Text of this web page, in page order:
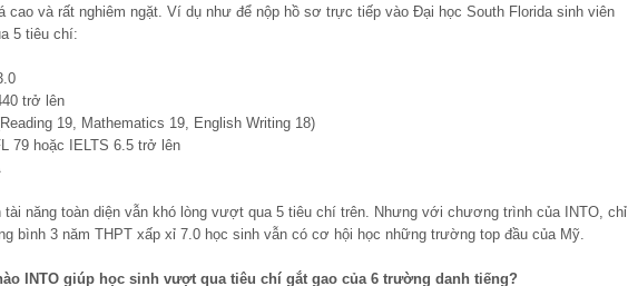
cao và rất nghiêm ngặt. Ví dụ như để nộp hồ sơ trực tiếp vào Đại học South Florida sinh viên
5 tiêu chí:
trở lên
19, Mathematics 19, English Writing 18)
79 hoặc IELTS 6.5 trở lên
tài năng toàn diện vẫn khó lòng vượt qua 5 tiêu chí trên. Nhưng với chương trình của INTO, chỉ
bình 3 năm THPT xấp xỉ 7.0 học sinh vẫn có cơ hội học những trường top đầu của Mỹ.
INTO giúp học sinh vượt qua tiêu chí gắt gao của 6 trường danh tiếng?